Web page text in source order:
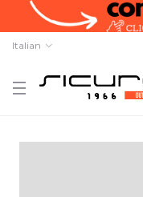
Italian